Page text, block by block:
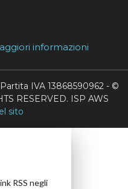
informazioni
IVA 13868590962 - ©
RESERVED. ISP AWS
sito
RSS negli